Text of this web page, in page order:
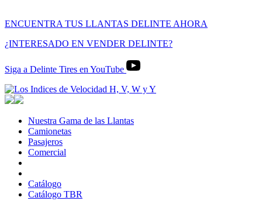
ENCUENTRA TUS LLANTAS DELINTE AHORA
¿INTERESADO EN VENDER DELINTE?
Siga a Delinte Tires en YouTube
Nuestra Gama de las Llantas
Camionetas
Pasajeros
Comercial
Catálogo
Catálogo TBR